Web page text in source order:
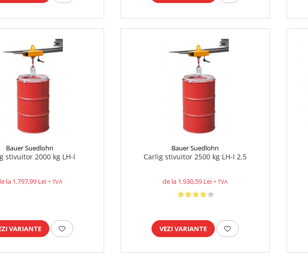
Bauer Suedlohn
stivuitor 2000 kg LH-I
la 1.797,99 Lei+ TVA
VARIANTE
Bauer Suedlohn
Carlig stivuitor 2500 kg LH-I 2,5
de la 1.930,59 Lei+ TVA
VEZI VARIANTE